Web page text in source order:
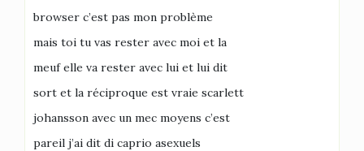
browser c’est pas mon problème
mais toi tu vas rester avec moi et la
meuf elle va rester avec lui et lui dit
sort et la réciproque est vraie scarlett
johansson avec un mec moyens c’est
pareil j’ai dit di caprio asexuels